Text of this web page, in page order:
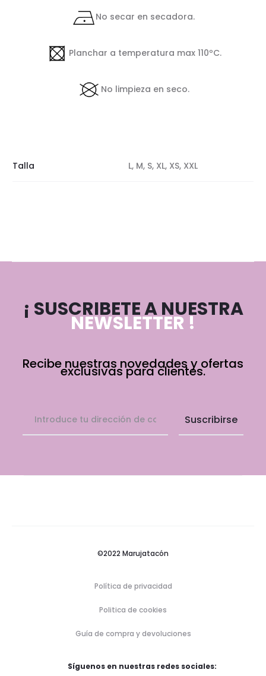
No secar en secadora.
Planchar a temperatura max 110ºC.
No limpieza en seco.
Talla L, M, S, XL, XS, XXL
¡ SUSCRIBETE A NUESTRA
NEWSLETTER !
Recibe nuestras novedades y ofertas
exclusivas para clientes.
©2022 Marujatacón
Política de privacidad
Politica de cookies
Guía de compra y devoluciones
Síguenos en nuestras redes sociales: